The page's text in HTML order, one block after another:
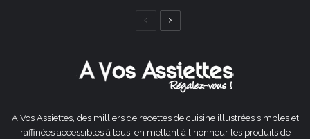
Page
A Vos Assiettes, des milliers de recettes de cuisine illustrées simples et
raffinées accessibles à tous, en mettant à l'honneur les produits de